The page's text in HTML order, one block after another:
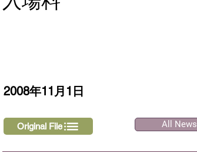
< Back
2008年11月1日
Original File All News